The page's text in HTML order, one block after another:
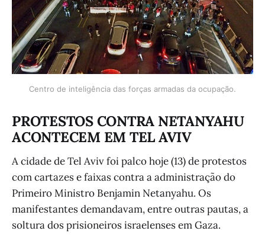
Centro de inteligência das forças armadas da ocupação.
PROTESTOS CONTRA NETANYAHU
ACONTECEM EM TEL AVIV
A cidade de Tel Aviv foi palco hoje (13) de protestos
com cartazes e faixas contra a administração do
Primeiro Ministro Benjamin Netanyahu. Os
manifestantes demandavam, entre outras pautas, a
soltura dos prisioneiros israelenses em Gaza.